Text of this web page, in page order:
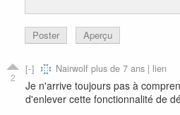
Poster Aperçu
2
Nairwolfplus de 7 ans | lien
Je n'arrive toujours pas à
d'enlever cette fonctionnalité de